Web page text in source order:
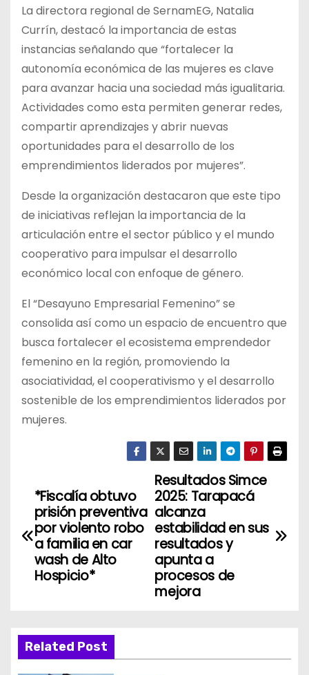
La directora regional de SernamEG, Natalia
Currín, destacó la importancia de estas
instancias señalando que “fortalecer la
autonomía económica de las mujeres es clave
para avanzar hacia una sociedad más igualitaria.
Actividades como esta permiten generar redes,
compartir aprendizajes y abrir nuevas
oportunidades para el desarrollo de los
emprendimientos liderados por mujeres”.
Desde la organización destacaron que este tipo
de iniciativas reflejan la importancia de la
articulación entre el sector público y el mundo
cooperativo para impulsar el desarrollo
económico local con enfoque de género.
El “Desayuno Empresarial Femenino” se
consolida así como un espacio de encuentro que
busca fortalecer el ecosistema emprendedor
femenino en la región, promoviendo la
asociatividad, el cooperativismo y el desarrollo
sostenible de los emprendimientos liderados por
mujeres.
N
v
a
c
Resultados Simce
2025: Tarapacá
alcanza
estabilidad en sus
resultados y
apunta a
procesos de
mejora
*Fiscalía obtuvo
prisión preventiva
por violento robo
a familia en car
wash de Alto
Hospicio*
Related Post